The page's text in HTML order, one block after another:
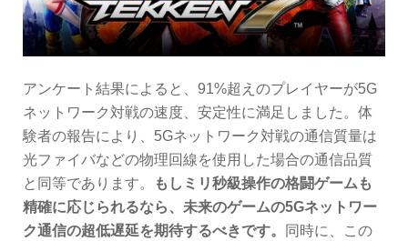
アンケート結果によると、91%超えのプレイヤーが5G
ネットワーク対戦の速度、安定性に満足しました。体
験者の報告により、5Gネットワーク対戦の通信質量は
光ファイバなどの物理回線を使用した場合の通信品質
と同等であります。
もしミリ秒級操作の格闘ゲームも
精確に応じられるなら、未来のゲームの5Gネットワー
ク通信の超低遅延を期待するべきです。
同時に、この